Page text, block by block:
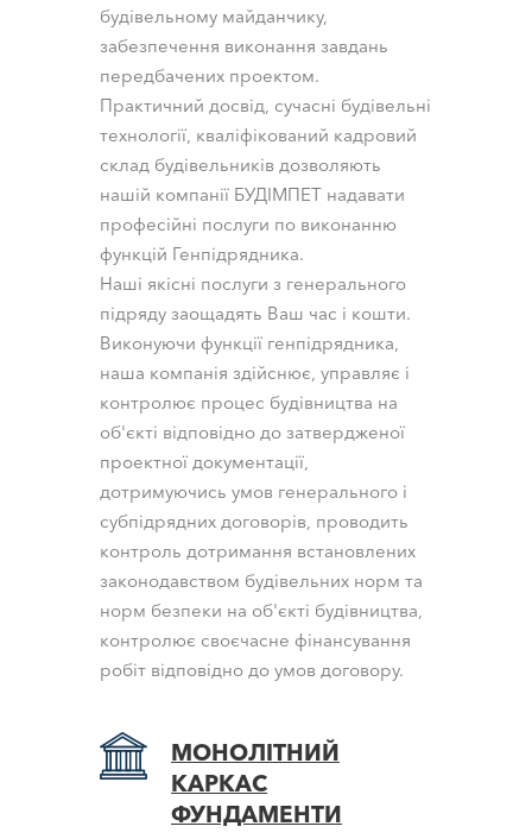
будівельному майданчику,
забезпечення виконання завдань
передбачених проектом.
Практичний досвід, сучасні будівельні
технології, кваліфікований кадровий
склад будівельників дозволяють
нашій компанії БУДІМПЕТ надавати
професійні послуги по виконанню
функцій Генпідрядника.
Наші якісні послуги з генерального
підряду заощадять Ваш час і кошти.
Виконуючи функції генпідрядника,
наша компанія здійснює, управляє і
контролює процес будівництва на
об'єкті відповідно до затвердженої
проектної документації,
дотримуючись умов генерального і
субпідрядних договорів, проводить
контроль дотримання встановлених
законодавством будівельних норм та
норм безпеки на об'єкті будівництва,
контролює своєчасне фінансування
робіт відповідно до умов договору.
МОНОЛІТНИЙ
КАРКАС
ФУНДАМЕНТИ